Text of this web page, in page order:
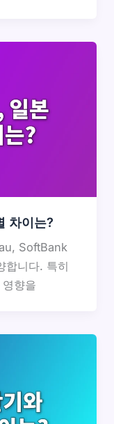
차이는?
SoftBank
합니다. 특히
향을